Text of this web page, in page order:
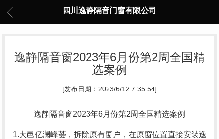
四川逸静隔音门窗有限公司
逸静隔音窗2023年6月份第2周全国精
选案例
[发布日期：2023/6/12 7:35:54]
逸静隔音窗2023年6月份第2周全国精选案例
1.大邑亿澜峰荟，拆除原有窗户，在原窗位置直接安装逸